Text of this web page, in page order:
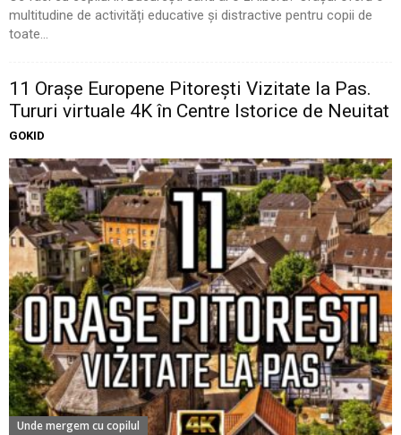
multitudine de activități educative și distractive pentru copii de
toate...
11 Oraşe Europene Pitoreşti Vizitate la Pas.
Tururi virtuale 4K în Centre Istorice de Neuitat
GOKID
Unde mergem cu copilul